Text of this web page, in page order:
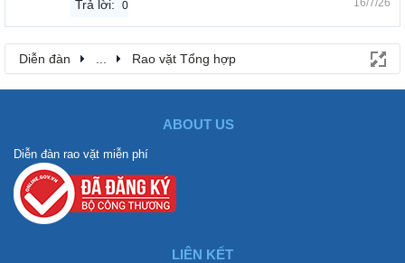
Trả lời: 0
Diễn đàn Rao vặt Tổng hợp
ABOUT US
Diễn đàn rao vặt miễn phí
LIÊN KẾT